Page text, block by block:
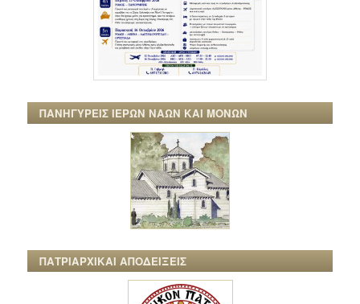
ΠΑΝΗΓΥΡΕΙΣ ΙΕΡΩΝ ΝΑΩΝ ΚΑΙ ΜΟΝΩΝ
ΠΑΤΡΙΑΡΧΙΚΑΙ ΑΠΟΔΕΙΞΕΙΣ